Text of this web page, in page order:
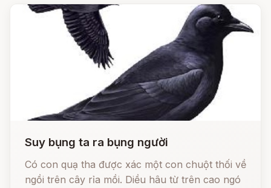
Suy bụng ta ra bụng người
Có con quạ tha được xác một con chuột thối về
ngồi trên cây rỉa mồi. Diều hâu từ trên cao ngó